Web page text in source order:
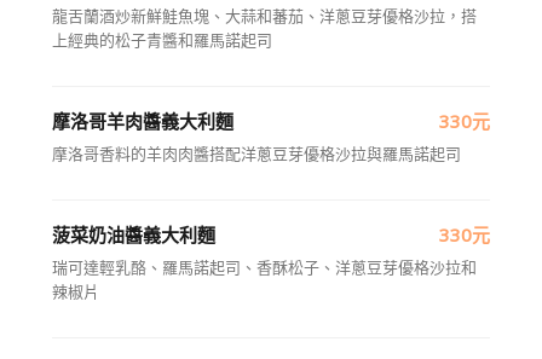
龍舌蘭酒炒新鮮鮭魚塊、大蒜和蕃茄、洋蔥豆芽優格沙拉，搭
上經典的松子青醬和羅馬諾起司
摩洛哥羊肉醬義大利麵 330元
摩洛哥香料的羊肉肉醬搭配洋蔥豆芽優格沙拉與羅馬諾起司
菠菜奶油醬義大利麵 330元
瑞可達輕乳酪、羅馬諾起司、香酥松子、洋蔥豆芽優格沙拉和
辣椒片